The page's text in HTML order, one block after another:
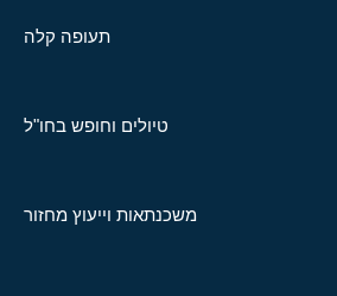
תעופה קלה
טיולים וחופש בחו"ל
משכנתאות וייעוץ מחזור